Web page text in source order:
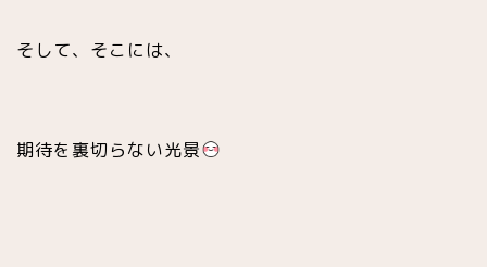
そして、そこには、
期待を裏切らない光景